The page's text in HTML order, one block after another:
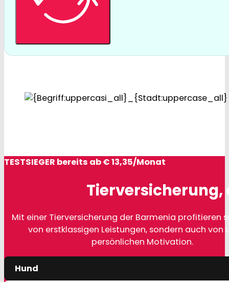
TESTSIEGER bereits ab € 13,35/Monat
Tierversicherung,
Mit einer Tierversicherung der Barmenia profitieren
von erstklassigen Leistungen, sondern auch von
persönlichen Motivation.
Hund